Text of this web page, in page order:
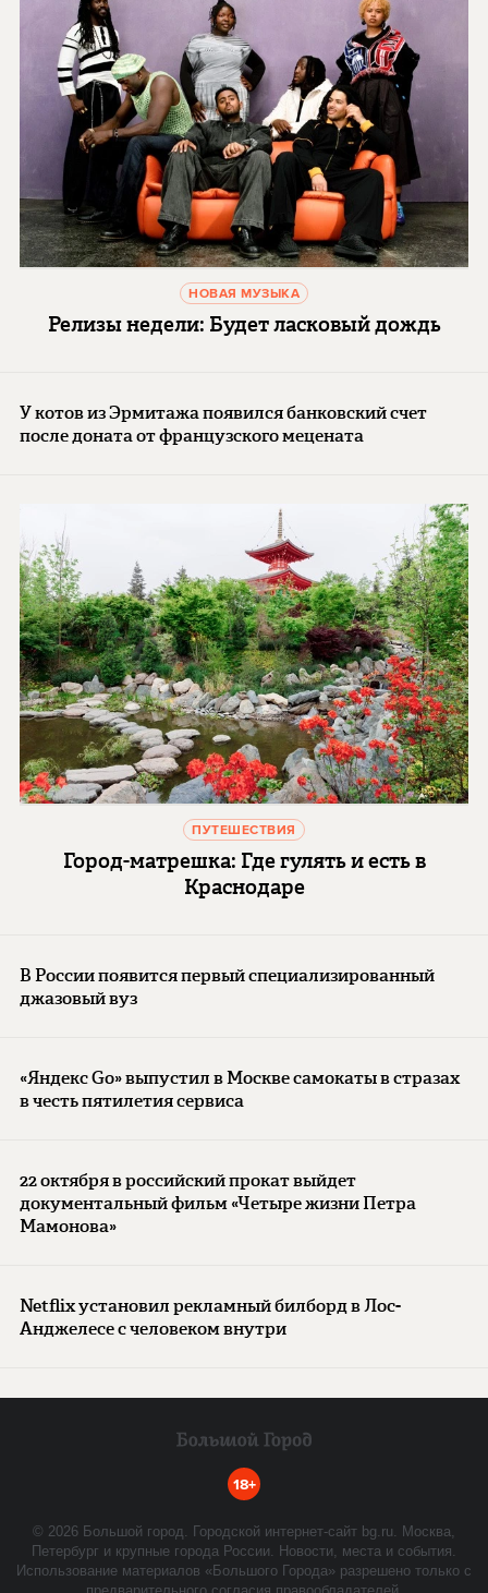
НОВАЯ МУЗЫКА
Релизы недели: Будет ласковый дождь
У котов из Эрмитажа появился банковский счет
после доната от французского мецената
ПУТЕШЕСТВИЯ
Город-матрешка: Где гулять и есть в
Краснодаре
В России появится первый специализированный
джазовый вуз
«Яндекс Go» выпустил в Москве самокаты в стразах
в честь пятилетия сервиса
22 октября в российский прокат выйдет
документальный фильм «Четыре жизни Петра
Мамонова»
Netflix установил рекламный билборд в Лос-
Анджелесе с человеком внутри
18+
© 2026 Большой город. Городской интернет-сайт bg.ru. Москва,
Петербург и крупные города России. Новости, места и события.
Использование материалов «Большого Города» разрешено только с